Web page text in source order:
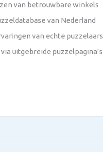
van betrouwbare winkels
van Nederland
van echte puzzelaars
uitgebreide puzzelpagina’s